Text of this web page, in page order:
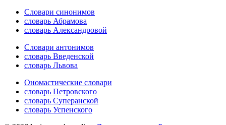
Словари синонимов
словарь Абрамова
словарь Александровой
Словари антонимов
словарь Введенской
словарь Львова
Ономастические словари
словарь Петровского
словарь Суперанской
словарь Успенского